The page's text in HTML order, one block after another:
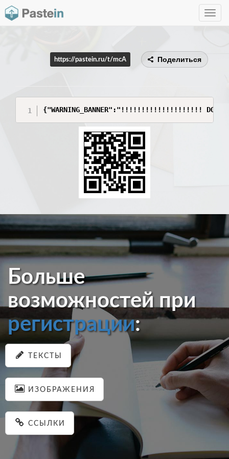
Toggle
https://pastein.ru/t/mcA Поделиться
{"WARNING_BANNER":"!!!!!!!!!!!!!!!!!!!! DO NOT SHARE
Больше
возможностей при
регистрации:
ТЕКСТЫ
ИЗОБРАЖЕНИЯ
ССЫЛКИ